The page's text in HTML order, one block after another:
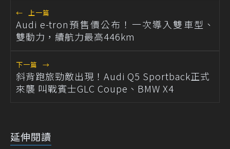
← 上一篇
Audi e-tron預售價公布！一次導入雙車型、
雙動力，續航力最高446km
下一篇 →
斜背跑旅勁敵出現！Audi Q5 Sportback正式
來襲 叫戰賓士GLC Coupe、BMW X4
延伸閱讀